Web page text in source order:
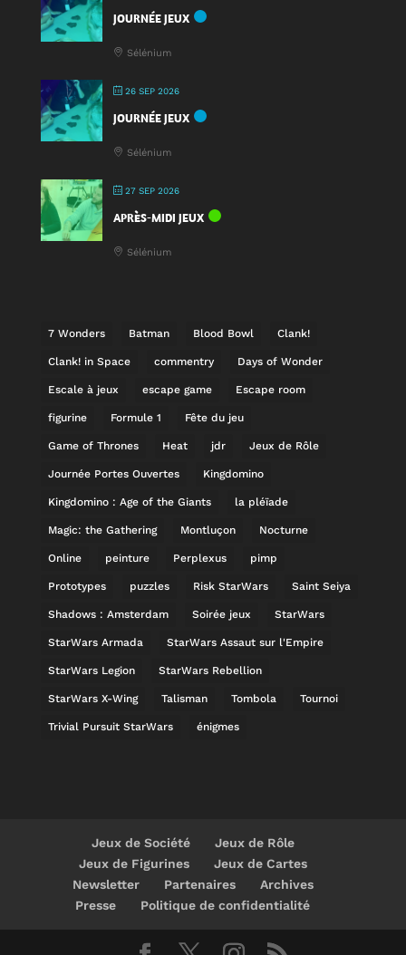
JOURNÉE JEUX
Sélénium
26 SEP 2026
JOURNÉE JEUX
Sélénium
27 SEP 2026
APRÈS-MIDI JEUX
Sélénium
7 Wonders Batman Blood Bowl Clank!
Clank! in Space commentry Days of Wonder
Escale à jeux escape game Escape room
figurine Formule 1 Fête du jeu
Game of Thrones Heat jdr Jeux de Rôle
Journée Portes Ouvertes Kingdomino
Kingdomino : Age of the Giants la pléïade
Magic: the Gathering Montluçon Nocturne
Online peinture Perplexus pimp
Prototypes puzzles Risk StarWars Saint Seiya
Shadows : Amsterdam Soirée jeux StarWars
StarWars Armada StarWars Assaut sur l'Empire
StarWars Legion StarWars Rebellion
StarWars X-Wing Talisman Tombola Tournoi
Trivial Pursuit StarWars énigmes
Jeux de Société
Jeux de Rôle
Jeux de Figurines
Jeux de Cartes
Newsletter
Partenaires
Archives
Presse
Politique de confidentialité